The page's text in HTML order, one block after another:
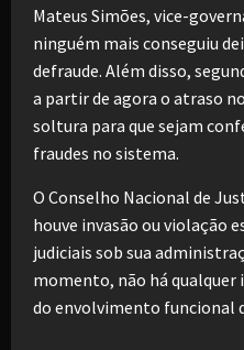
Mateus Simões, vice-
ninguém mais conseguiu
defraude. Além disso,
a partir de agora o atraso
soltura para que sejam
fraudes no sistema.
O Conselho Nacional de
houve invasão ou violação
judiciais sob sua
momento, não há qualquer
do envolvimento funcional